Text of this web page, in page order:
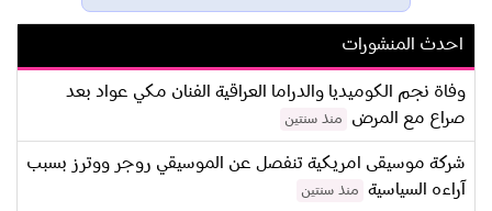
احدث المنشورات
وفاة نجم الكوميديا والدراما العراقية الفنان مكي عواد بعد
صراع مع المرض
منذ سنتين
شركة موسيقى امريكية تنفصل عن الموسيقي روجر ووترز بسبب
آراءه السياسية
منذ سنتين